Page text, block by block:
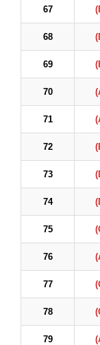
67
68
69
70
71
72
73
74
75
76
77
78
79